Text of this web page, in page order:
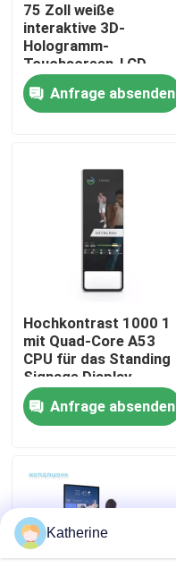
Startseite
Produkte
Fabrik Tour
Qualitätskontrolle
Kontakt
Referenzen
Shopping Online
75 Zoll weiße
interaktive 3D-
Hologramm-
Touchscreen-LCD-
Vitrine
Anfrage absenden
Hochkontrast 1000 1
mit Quad-Core A53
CPU für das Standing
Signage Display
Anfrage absenden
Katherine